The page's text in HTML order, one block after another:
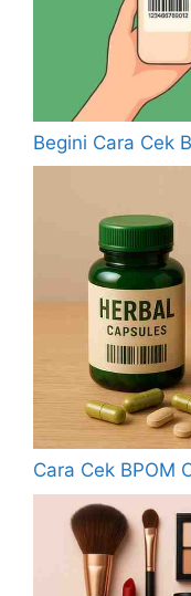
Begini Cara Cek
Cara Cek BPOM